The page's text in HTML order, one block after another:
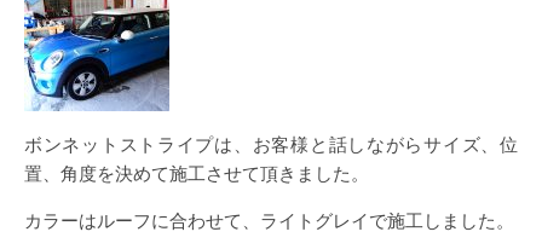
ボンネットストライプは、お客様と話しながらサイズ、位
置、角度を決めて施工させて頂きました。
カラーはルーフに合わせて、ライトグレイで施工しました。